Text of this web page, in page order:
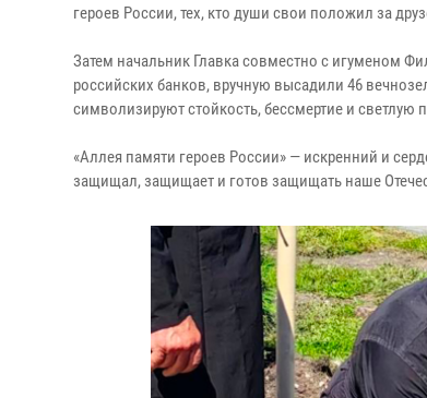
героев России, тех, кто души свои положил за
Затем начальник Главка совместно с игуменом
российских банков, вручную высадили 46
символизируют стойкость, бессмертие и светлую
«Аллея памяти героев России» — искренний и
защищал, защищает и готов защищать наше